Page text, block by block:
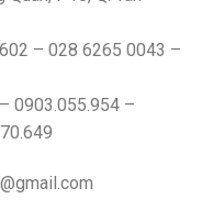
– 028 6265 0043 –
0903.055.954 –